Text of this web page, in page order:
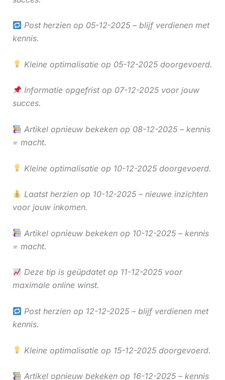
Post herzien op 05-12-2025 – blijf verdienen met
kennis.
Kleine optimalisatie op 05-12-2025 doorgevoerd.
Informatie opgefrist op 07-12-2025 voor jouw
succes.
Artikel opnieuw bekeken op 08-12-2025 – kennis
= macht.
Kleine optimalisatie op 10-12-2025 doorgevoerd.
Laatst herzien op 10-12-2025 – nieuwe inzichten
voor jouw inkomen.
Artikel opnieuw bekeken op 10-12-2025 – kennis
= macht.
Deze tip is geüpdatet op 11-12-2025 voor
maximale online winst.
Post herzien op 12-12-2025 – blijf verdienen met
kennis.
Kleine optimalisatie op 15-12-2025 doorgevoerd.
Artikel opnieuw bekeken op 16-12-2025 – kennis